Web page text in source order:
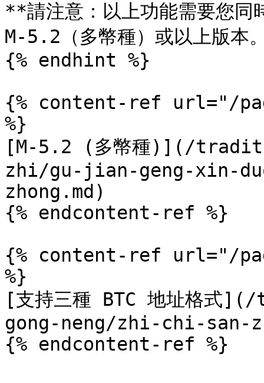
**請注意：以上功能需要您
M-5.2（多幣種）或以上版本
{% endhint %}
{% content-ref url="/
%}
[M-5.2 (多幣種)](/
zhi/gu-jian-geng-xin-
zhong.md)
{% endcontent-ref %}
{% content-ref url="/
%}
[支持三種 BTC 地址格
gong-neng/zhi-chi-